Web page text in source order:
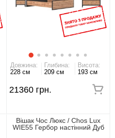
Довжина:
228 см
Глибина:
209 см
Висота:
193 см
21360 грн.
Вішак Чос Люкс / Chos Lux
WIE55 Гербор настінний Дуб